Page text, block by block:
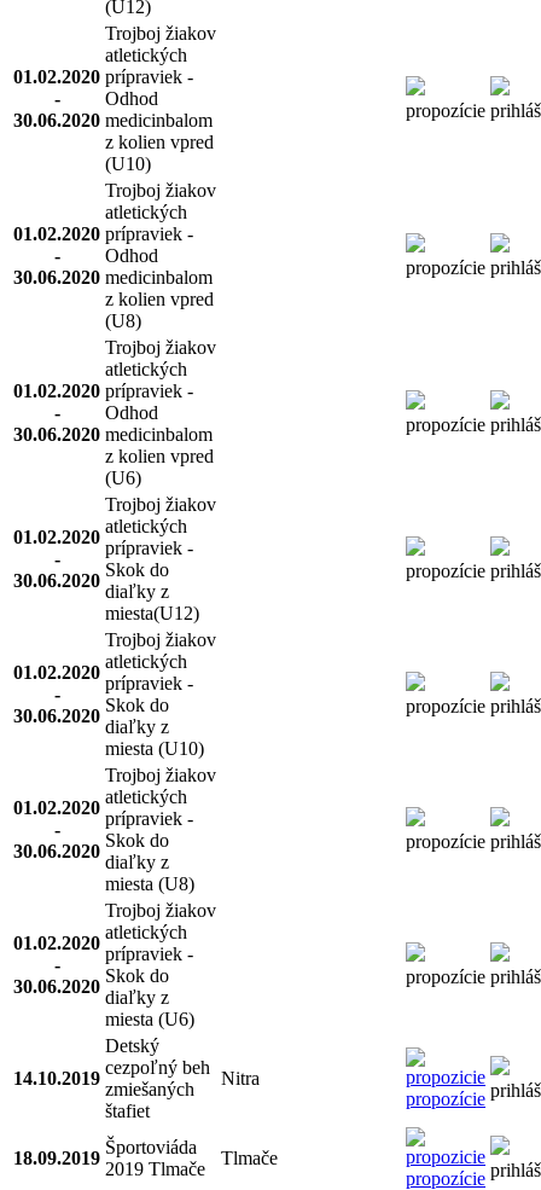
(U12)
01.02.2020
-
30.06.2020
Trojboj žiakov
atletických
prípraviek -
Odhod
medicinbalom
z kolien vpred
(U10)
propozície
01.02.2020
-
30.06.2020
Trojboj žiakov
atletických
prípraviek -
Odhod
medicinbalom
z kolien vpred
(U8)
propozície
01.02.2020
-
30.06.2020
Trojboj žiakov
atletických
prípraviek -
Odhod
medicinbalom
z kolien vpred
(U6)
propozície
01.02.2020
-
30.06.2020
Trojboj žiakov
atletických
prípraviek -
Skok do
diaľky z
miesta(U12)
propozície
01.02.2020
-
30.06.2020
Trojboj žiakov
atletických
prípraviek -
Skok do
diaľky z
miesta (U10)
propozície
01.02.2020
-
30.06.2020
Trojboj žiakov
atletických
prípraviek -
Skok do
diaľky z
miesta (U8)
propozície
01.02.2020
-
30.06.2020
Trojboj žiakov
atletických
prípraviek -
Skok do
diaľky z
miesta (U6)
propozície
14.10.2019
Detský
cezpoľný beh
zmiešaných
štafiet
Nitra
propozície
18.09.2019
Športoviáda
2019 Tlmače
Tlmače
propozície